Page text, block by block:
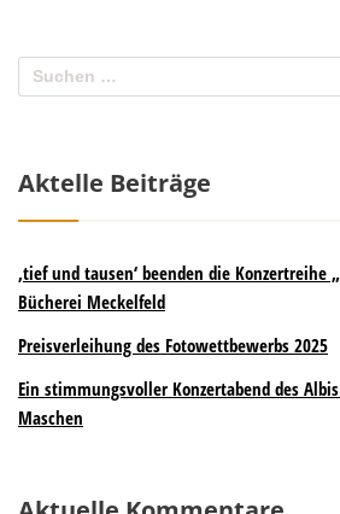
Aktelle Beiträge
‚tief und tausen‘ beenden die Konzertreihe
Bücherei Meckelfeld
Preisverleihung des Fotowettbewerbs 2025
Ein stimmungsvoller Konzertabend des
Maschen